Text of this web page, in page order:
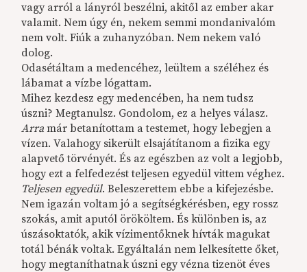
vagy arról a lányról beszélni, akitől az ember akar
valamit. Nem úgy én, nekem semmi mondanivalóm
nem volt. Fiúk a zuhanyzóban. Nem nekem való
dolog.
Odasétáltam a medencéhez, leültem a széléhez és
lábamat a vízbe lógattam.
Mihez kezdesz egy medencében, ha nem tudsz
úszni? Megtanulsz. Gondolom, ez a helyes válasz.
Arra már betanítottam a testemet, hogy lebegjen a
vízen. Valahogy sikerült elsajátítanom a fizika egy
alapvető törvényét. És az egészben az volt a legjobb,
hogy ezt a felfedezést teljesen egyedül vittem véghez.
Teljesen egyedül. Beleszerettem ebbe a kifejezésbe.
Nem igazán voltam jó a segítségkérésben, egy rossz
szokás, amit aputól örököltem. És különben is, az
úszásoktatók, akik vízimentőknek hívták magukat
totál bénák voltak. Egyáltalán nem lelkesítette őket,
hogy megtaníthatnak úszni egy vézna tizenöt éves